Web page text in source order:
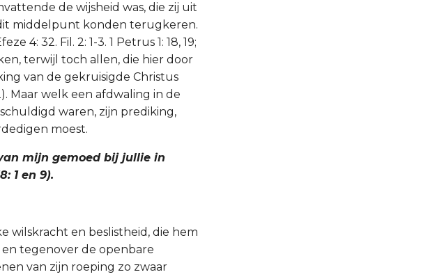
de wijsheid was, die zij uit
middelpunt konden terugkeren.
4: 32. Fil. 2: 1-3. 1 Petrus 1: 18, 19;
terwijl toch allen, die hier door
van de gekruisigde Christus
Maar welk een afdwaling in de
waren, zijn prediking,
moest.
mijn gemoed bij jullie in
1 en 9).
wilskracht en beslistheid, die hem
tegenover de openbare
van zijn roeping zo zwaar